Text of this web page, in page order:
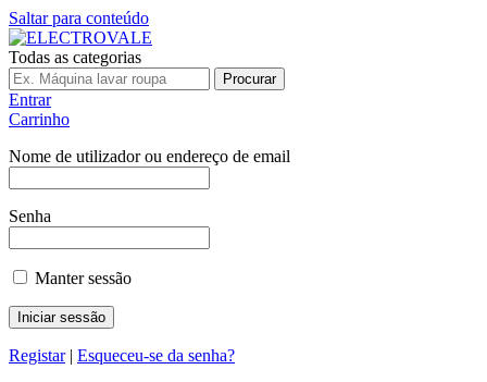
Saltar para conteúdo
Todas as categorias
Procurar
Entrar
Carrinho
Nome de utilizador ou endereço de email
Senha
Manter sessão
Registar| Esqueceu-se da senha?